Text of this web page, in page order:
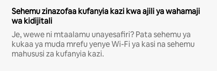
Sehemu zinazofaa kufanyia kazi kwa ajili ya wahamaji
wa kidijitali
Je, wewe ni mtaalamu unayesafiri? Pata sehemu ya
kukaa ya muda mrefu yenye Wi-Fi ya kasi na sehemu
mahususi za kufanyia kazi.